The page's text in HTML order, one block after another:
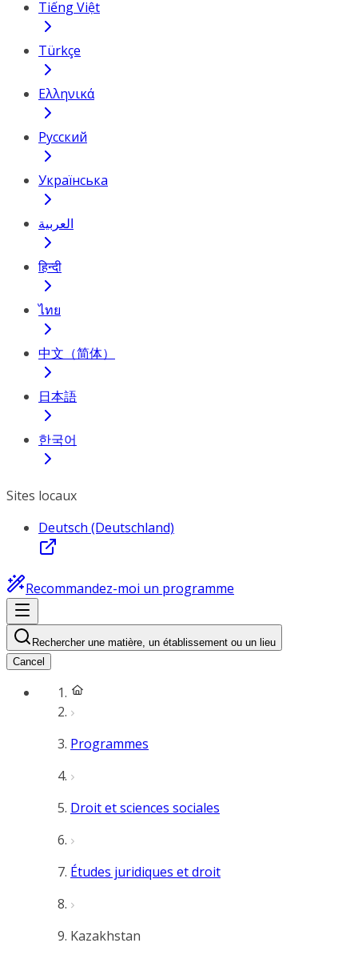
Tiếng Việt
Türkçe
Ελληνικά
Русский
Українська
العربية
हिन्दी
ไทย
中文（简体）
日本語
한국어
Sites locaux
Deutsch (Deutschland)
Recommandez-moi un programme
Rechercher une matière, un établissement ou un lieu
Cancel
Programmes
Droit et sciences sociales
Études juridiques et droit
Kazakhstan